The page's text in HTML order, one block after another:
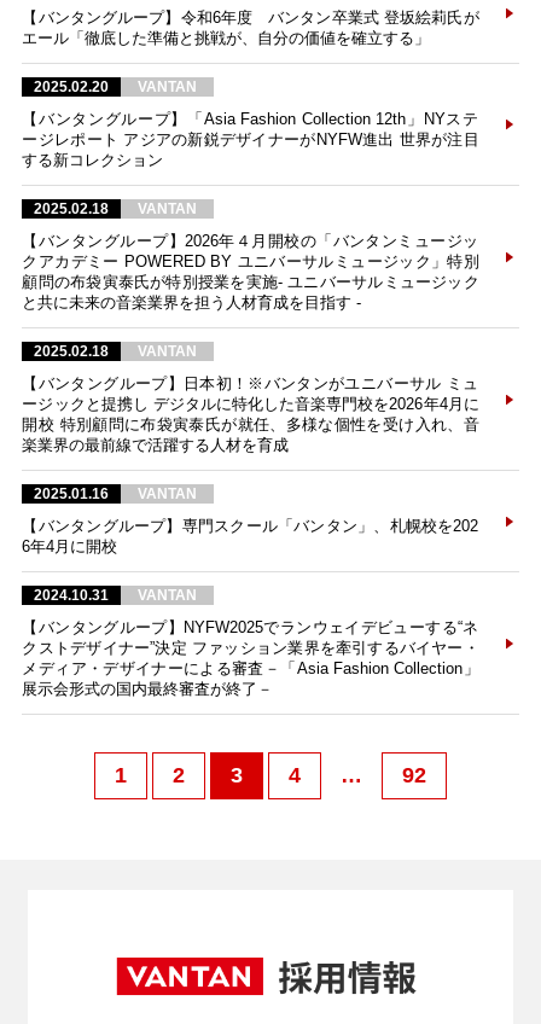
【バンタングループ】令和6年度 バンタン卒業式 登坂絵莉氏が
エール「徹底した準備と挑戦が、自分の価値を確立する」
2025.02.20 VANTAN
【バンタングループ】「Asia Fashion Collection 12th」NYステ
ージレポート アジアの新鋭デザイナーがNYFW進出 世界が注目
する新コレクション
2025.02.18 VANTAN
【バンタングループ】2026年４月開校の「バンタンミュージッ
クアカデミー POWERED BY ユニバーサルミュージック」特別
顧問の布袋寅泰氏が特別授業を実施- ユニバーサルミュージック
と共に未来の音楽業界を担う人材育成を目指す -
2025.02.18 VANTAN
【バンタングループ】日本初！※バンタンがユニバーサル ミュ
ージックと提携し デジタルに特化した音楽専門校を2026年4月に
開校 特別顧問に布袋寅泰氏が就任、多様な個性を受け入れ、音
楽業界の最前線で活躍する人材を育成
2025.01.16 VANTAN
【バンタングループ】専門スクール「バンタン」、札幌校を202
6年4月に開校
2024.10.31 VANTAN
【バンタングループ】NYFW2025でランウェイデビューする“ネ
クストデザイナー”決定 ファッション業界を牽引するバイヤー・
メディア・デザイナーによる審査－「Asia Fashion Collection」
展示会形式の国内最終審査が終了－
1 2 3 4 … 92